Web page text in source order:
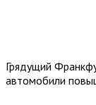
Грядущий
автомобили